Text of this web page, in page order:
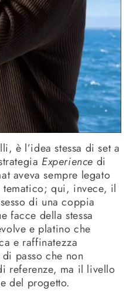
è l’idea stessa di set a
Experience di
aveva sempre legato
qui, invece, il
di una coppia
facce della stessa
e platino che
e raffinatezza
passo che non
referenze, ma il livello
del progetto.